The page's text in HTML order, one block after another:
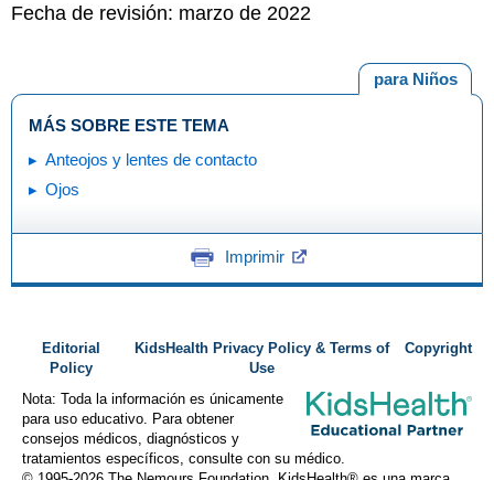
Fecha de revisión: marzo de 2022
para Niños
MÁS SOBRE ESTE TEMA
Anteojos y lentes de contacto
Ojos
Imprimir
Editorial
Policy
KidsHealth Privacy Policy & Terms of
Use
Copyright
Nota: Toda la información es únicamente
para uso educativo. Para obtener
consejos médicos, diagnósticos y
tratamientos específicos, consulte con su médico.